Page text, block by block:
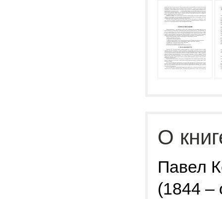
О
Павел
(1844 –